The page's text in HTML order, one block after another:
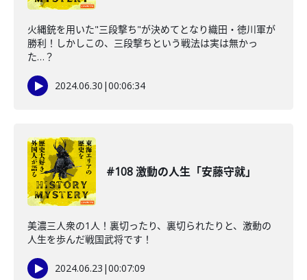
火縄銃を用いた"三段撃ち"が決めてとなり織田・徳川軍が
勝利！しかしこの、三段撃ちという戦法は実は無かっ
た…？
2024.06.30 |00:06:34
#108 激動の人生「安藤守就」
美濃三人衆の1人！裏切ったり、裏切られたりと、激動の
人生を歩んだ戦国武将です！
2024.06.23 |00:07:09